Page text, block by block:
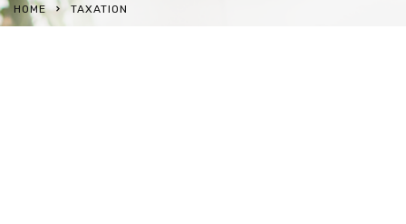
HOME TAXATION